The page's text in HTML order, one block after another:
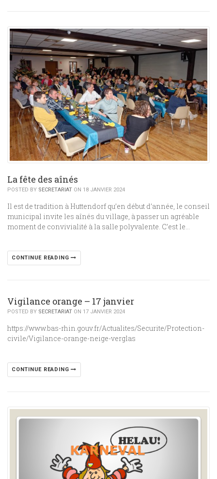
La fête des aînés
POSTED BY SECRETARIAT ON 18 JANVIER 2024
Il est de tradition à Huttendorf qu’en début d’année, le conseil
municipal invite les aînés du village, à passer un agréable
moment de convivialité à la salle polyvalente. C’est le…
CONTINUE READING
Vigilance orange – 17 janvier
POSTED BY SECRETARIAT ON 17 JANVIER 2024
https://www.bas-rhin.gouv.fr/Actualites/Securite/Protection-
civile/Vigilance-orange-neige-verglas
CONTINUE READING